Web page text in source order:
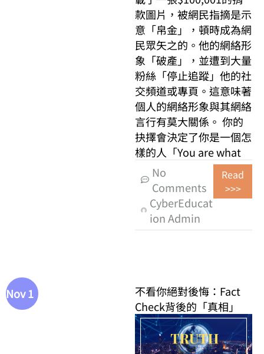
款圖片，被網民指摘是示
意「帛金」，頓時成為網
民眾矢之的。他的網絡形
象「破產」，並遭到大量
粉絲「停止追蹤」他的社
交頻道或專頁。這意味著
個人的網絡形象與其網絡
言行有莫大關係。 你的
抉擇會決定了你是一個怎
樣的人「You are what
Read
>>>
No
Comments
CyberEducat
ion Admin
Nov 1
不看你絕對後悔：Fact
Check背後的「真相」